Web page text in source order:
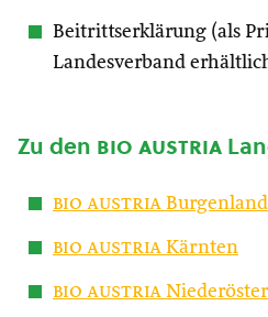
Beitrittserklärung (als
Landesverband
Zu den bio austria
bio austria Burgenland
bio austria Kärnten
bio austria